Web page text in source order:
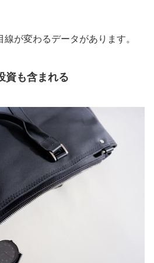
が変わるデータがあります。
資も含まれる